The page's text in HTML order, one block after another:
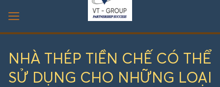
qua
nội
NHÀ THÉP TIỀN CHẾ CÓ THỂ
SỬ DỤNG CHO NHỮNG LOẠI